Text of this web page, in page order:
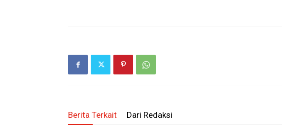
Berita Terkait Dari Redaksi